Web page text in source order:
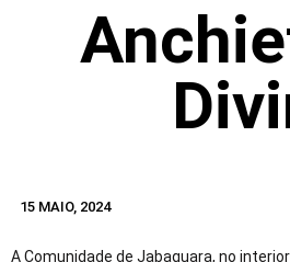
15 MAIO, 2024
A Comunidade de Jabaquara, no